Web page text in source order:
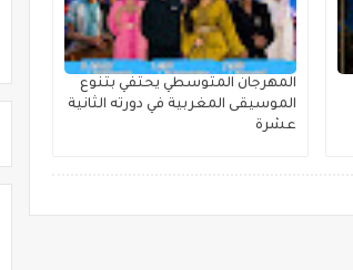
المهرجان المتوسطي يحتفي بتنوع
الموسيقى المغربية في دورته الثانية
عشرة